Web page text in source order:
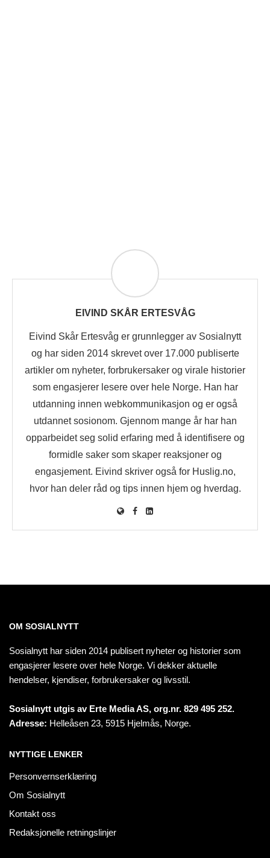
EIVIND SKÅR ERTESVÅG
Eivind Skår Ertesvåg er grunnlegger av Sosialnytt
og har siden 2014 skrevet over 17.000 publiserte
artikler om nyheter, forbrukersaker og virale historier
som engasjerer lesere over hele Norge. Han har
utdanning innen webkommunikasjon og er også
utdannet sosionom. Gjennom mange år har han
opparbeidet seg solid erfaring med å identifisere og
formidle saker som skaper reaksjoner og
engasjement. Eivind skriver også for Huslig.no,
hvor han deler råd og tips innen hjem og hverdag.
OM SOSIALNYTT
Sosialnytt har siden 2014 publisert nyheter og historier som
engasjerer lesere over hele Norge. Vi dekker aktuelle
hendelser, kjendiser, forbrukersaker og livsstil.
Sosialnytt utgis av Erte Media AS, org.nr. 829 495 252.
Adresse: Helleåsen 23, 5915 Hjelmås, Norge.
NYTTIGE LENKER
Personvernserklæring
Om Sosialnytt
Kontakt oss
Redaksjonelle retningslinjer